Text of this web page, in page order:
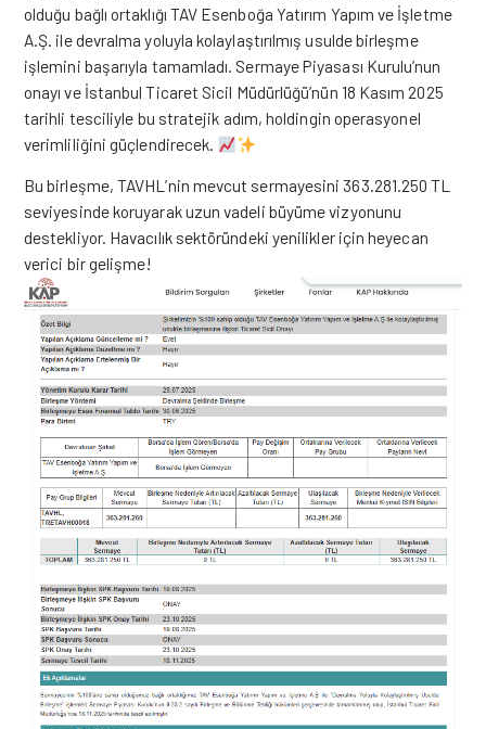
olduğu bağlı ortaklığı TAV Esenboğa Yatırım Yapım ve İşletme
A.Ş. ile devralma yoluyla kolaylaştırılmış usulde birleşme
işlemini başarıyla tamamladı. Sermaye Piyasası Kurulu’nun
onayı ve İstanbul Ticaret Sicil Müdürlüğü’nün 18 Kasım 2025
tarihli tesciliyle bu stratejik adım, holdingin operasyonel
verimliliğini güçlendirecek.
Bu birleşme, TAVHL’nin mevcut sermayesini 363.281.250 TL
seviyesinde koruyarak uzun vadeli büyüme vizyonunu
destekliyor. Havacılık sektöründeki yenilikler için heyecan
verici bir gelişme!